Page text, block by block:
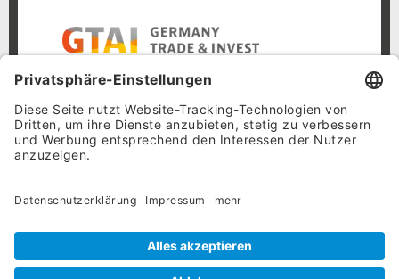
Footer Navigation
Inhalt
Cookie-Einstellungen
Datenschutz